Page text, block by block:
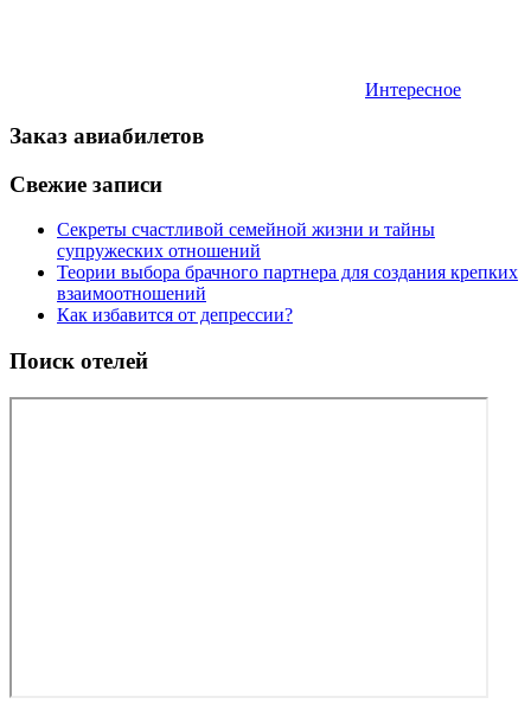
Интересное
Заказ авиабилетов
Свежие записи
Секреты счастливой семейной жизни и тайны
супружеских отношений
Теории выбора брачного партнера для создания крепких
взаимоотношений
Как избавится от депрессии?
Поиск отелей